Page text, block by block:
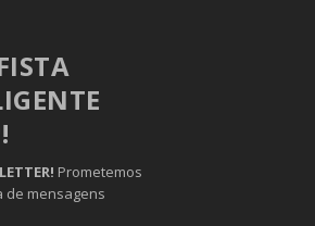
Prometemos
de mensagens